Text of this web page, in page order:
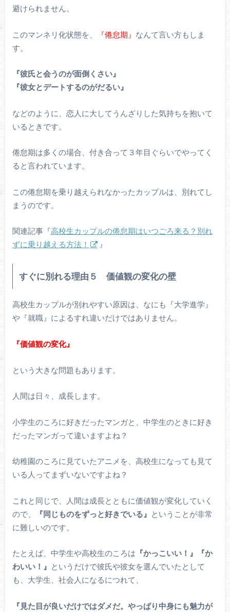
避けられません。
このマンネリ化状態を、 『倦怠期』 なんて言い方もしま
す。
『彼氏と会うのが面倒くさい』
『彼女とデートするのがだるい』
などのように、恋人に大してうんざりした気持ちを抱いて
いるときです。
倦怠期は多くの場合、付き合って３年目ぐらいでやってく
ると言われています。
この倦怠期を乗り越えられなかったカップルは、別れてし
まうのです。
関連記事『高校生カップルの倦怠期はいつごろ来る？別れ
ずに乗り越える方法！
』
すぐに別れる理由５ 価値観の変化の壁
高校生カップルが別れやすい原因は、なにも『大学進学』
や『就職』によるすれ違いだけではありません。
『価値観の変化』
という大きな問題もあります。
人間は日々、成長します。
小学生のころに好きだったマンガと、中学生のときに好き
だったマンガって違いますよね？
幼稚園のころに見ていたアニメを、高校生になっても見て
いる人ってまずいないですよね？
これと同じで、人間は成長とともに価値観が変化していく
ので、
『同じものをずっと好きでいる』 ということが非常
に難しいのです。
たとえば、中学生や高校生のころは 『かっこいい！』『か
わいい！』 というだけで彼氏や彼女を選んでいたとして
も、大学生、社会人になるにつれて、
『見た目が良いだけではダメだ。やっぱり中身にも魅力が